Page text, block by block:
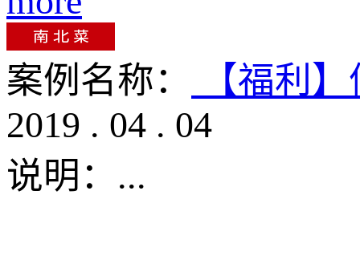
案例名称：
【福利
2019 . 04 . 04
说明： ...